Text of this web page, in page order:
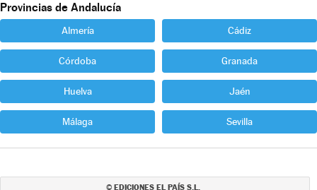
Provincias de Andalucía
Almería Cádiz
Córdoba Granada
Huelva Jaén
Málaga Sevilla
© EDICIONES EL PAÍS S.L.